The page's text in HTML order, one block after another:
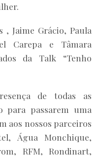
, Jaime Grácio, Paula
Carepa e Tâmara
da Talk “Tenho
de todas as
para passarem uma
aos nossos parceiros
Água Monchique,
RFM, Rondinart,